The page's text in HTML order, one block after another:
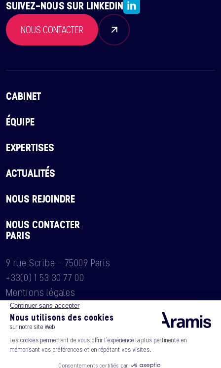
SUIVEZ-NOUS SUR LINKEDIN
NOUS CONTACTER
CABINET
ÉQUIPE
EXPERTISES
ACTUALITÉS
NOUS REJOINDRE
NOUS CONTACTER
PARIS
9 rue Scribe - 75009 Paris
+33(0) 1 53 30 77 00
Mentions légales